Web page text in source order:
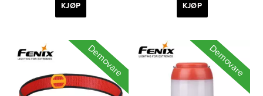
KJØP
999 kr.
KJØP
Demovare Demovare